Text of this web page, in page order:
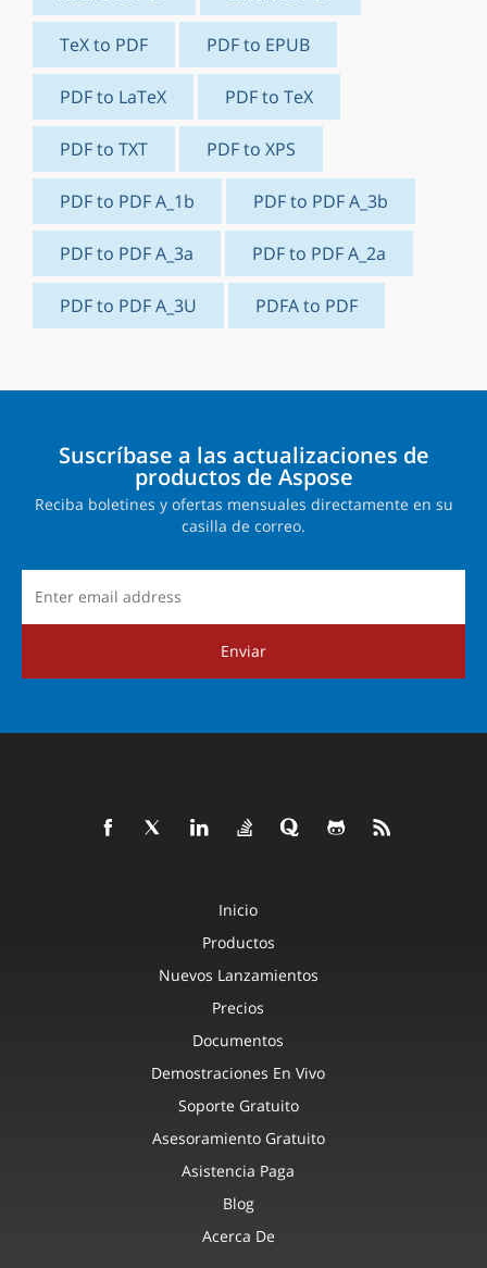
TeX to PDF PDF to EPUB
PDF to LaTeX PDF to TeX
PDF to TXT PDF to XPS
PDF to PDF A_1b PDF to PDF A_3b
PDF to PDF A_3a PDF to PDF A_2a
PDF to PDF A_3U PDFA to PDF
Suscríbase a las actualizaciones de
productos de Aspose
Reciba boletines y ofertas mensuales directamente en su
casilla de correo.
Enviar
Inicio
Productos
Nuevos Lanzamientos
Precios
Documentos
Demostraciones En Vivo
Soporte Gratuito
Asesoramiento Gratuito
Asistencia Paga
Blog
Acerca De